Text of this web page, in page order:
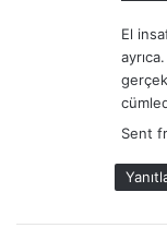
El
Sent